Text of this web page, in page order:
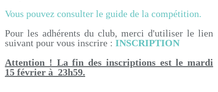
Vous pouvez consulter le guide de la compétition.
Pour les adhérents du club, merci d'utiliser le lien
suivant pour vous inscrire : INSCRIPTION
Attention ! La fin des inscriptions est le mardi
15 février à 23h59.